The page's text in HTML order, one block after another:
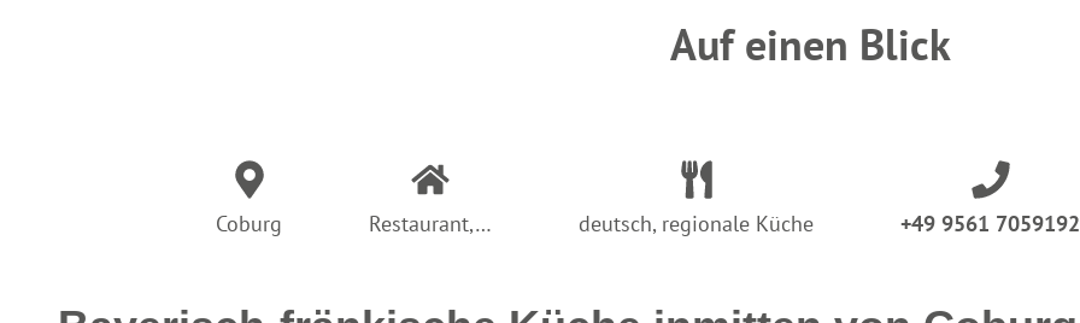
Auf einen Blick
Coburg Restaurant,… deutsch, regionale Küche +49 9561 7059192